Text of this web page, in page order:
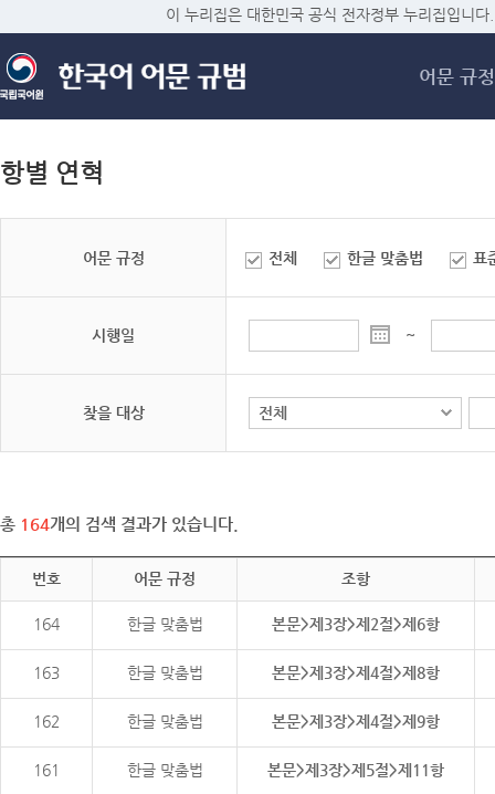
메
이 누리집은 대한민국 공식 전자정부 누리집입니다.
어문 규정
항별 연혁
어문 규정 전체 한글 맞춤법 표
시행일 ~
찾을 대상
총 164개의 검색 결과가 있습니다.
번호 어문 규정 조항
164 한글 맞춤법 본문>제3장>제2절>제6항
163 한글 맞춤법 본문>제3장>제4절>제8항
162 한글 맞춤법 본문>제3장>제4절>제9항
161 한글 맞춤법 본문>제3장>제5절>제11항